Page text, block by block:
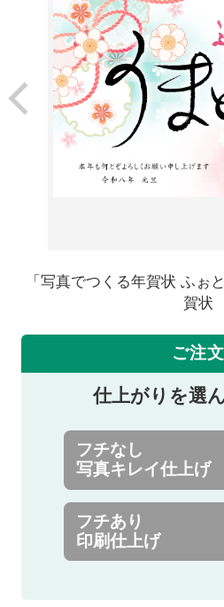
「写真でつくる年賀状 ふぉ
賀状
ご注文
仕上がりを選
フチなし
写真キレイ仕上げ
フチあり
印刷仕上げ